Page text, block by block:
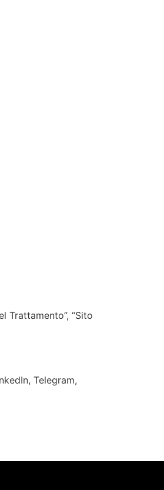
Trattamento”, “Sito
Telegram,